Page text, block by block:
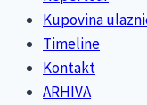
Kupovina
Timeline
Kontakt
ARHIVA